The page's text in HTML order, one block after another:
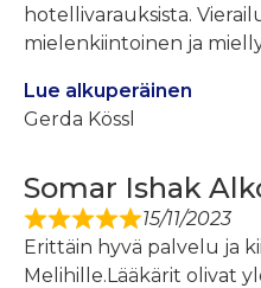
hotellivarauksista.
mielenkiintoinen ja
Lue alkuperäinen
Gerda Kössl
Somar Ishak
15/11/2023
Erittäin hyvä palvelu ja
Melihille.Lääkärit olivat